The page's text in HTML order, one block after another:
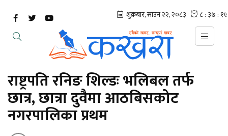
राष्ट्रपति रनिङ शिल्डः भलिबल तर्फ
छात्र, छात्रा दुवैमा आठबिसकोट
नगरपालिका प्रथम